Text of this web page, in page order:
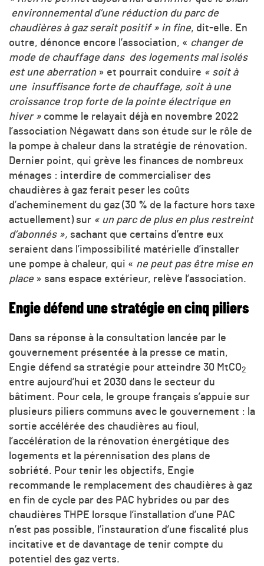
environnemental d’une réduction du parc de
chaudières à gaz serait positif » in fine, dit-elle. En
outre, dénonce encore l’association, « changer de
mode de chauffage dans des logements mal isolés
est une aberration » et pourrait conduire « soit à
une insuffisance forte de chauffage, soit à une
croissance trop forte de la pointe électrique en
hiver » comme le relayait déjà en novembre 2022
l’association Négawatt dans son étude sur le rôle de
la pompe à chaleur dans la stratégie de rénovation.
Dernier point, qui grève les finances de nombreux
ménages : interdire de commercialiser des
chaudières à gaz ferait peser les coûts
d’acheminement du gaz (30 % de la facture hors taxe
actuellement) sur « un parc de plus en plus restreint
d’abonnés », sachant que certains d’entre eux
seraient dans l’impossibilité matérielle d’installer
une pompe à chaleur, qui « ne peut pas être mise en
place » sans espace extérieur, relève l’association.
Engie défend une stratégie en cinq piliers
Dans sa réponse à la consultation lancée par le
gouvernement présentée à la presse ce matin,
Engie défend sa stratégie pour atteindre 30 MtCO2
entre aujourd’hui et 2030 dans le secteur du
bâtiment. Pour cela, le groupe français s’appuie sur
plusieurs piliers communs avec le gouvernement : la
sortie accélérée des chaudières au fioul,
l’accélération de la rénovation énergétique des
logements et la pérennisation des plans de
sobriété. Pour tenir les objectifs, Engie
recommande le remplacement des chaudières à gaz
en fin de cycle par des PAC hybrides ou par des
chaudières THPE lorsque l’installation d’une PAC
n’est pas possible, l’instauration d’une fiscalité plus
incitative et de davantage de tenir compte du
potentiel des gaz verts.